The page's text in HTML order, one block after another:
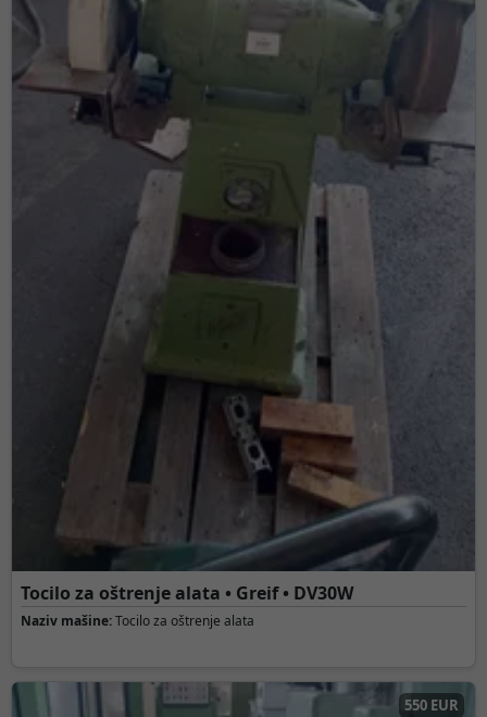
Tocilo za oštrenje alata • Greif • DV30W
Naziv mašine:Tocilo za oštrenje alata
550 EUR